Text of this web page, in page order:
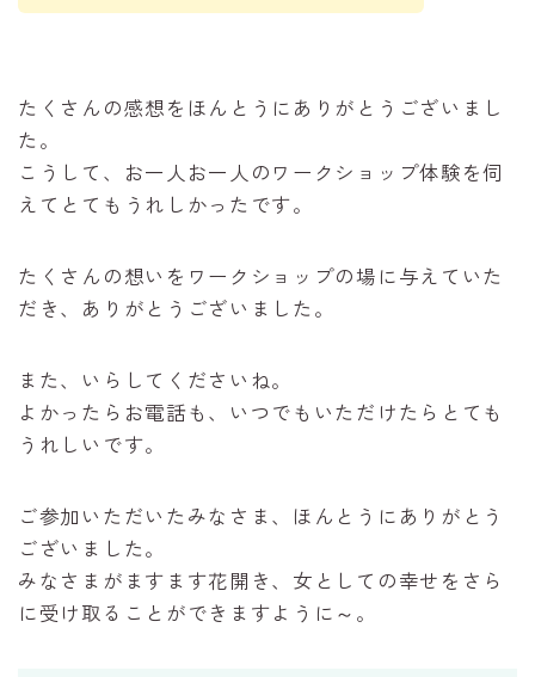
たくさんの感想をほんとうにありがとうございまし
た。
こうして、お一人お一人のワークショップ体験を伺
えてとてもうれしかったです。
たくさんの想いをワークショップの場に与えていた
だき、ありがとうございました。
また、いらしてくださいね。
よかったらお電話も、いつでもいただけたらとても
うれしいです。
ご参加いただいたみなさま、ほんとうにありがとう
ございました。
みなさまがますます花開き、女としての幸せをさら
に受け取ることができますように～。